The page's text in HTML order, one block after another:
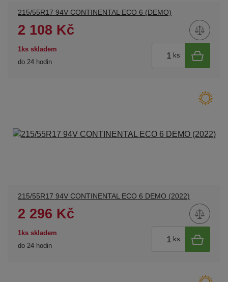
215/55R17 94V CONTINENTAL ECO 6 (DEMO)
2 108 Kč
1ks skladem
do 24 hodin
ks
215/55R17 94V CONTINENTAL ECO 6 DEMO (2022)
2 296 Kč
1ks skladem
do 24 hodin
ks